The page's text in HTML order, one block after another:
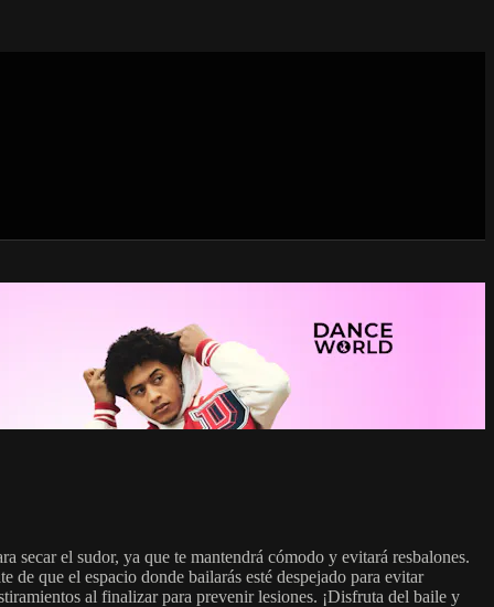
secar el sudor, ya que te mantendrá cómodo y evitará resbalones.
de que el espacio donde bailarás esté despejado para evitar
al finalizar para prevenir lesiones. ¡Disfruta del baile y